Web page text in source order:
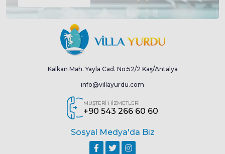
Kalkan Mah. Yayla Cad. No:52/2 Kaş/Antalya
info@villayurdu.com
MÜŞTERİ HİZMETLERİ
+90 543 266 60 60
Sosyal Medya'da Biz